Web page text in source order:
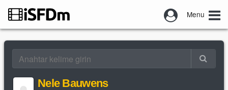
Menu
Nele Bauwens